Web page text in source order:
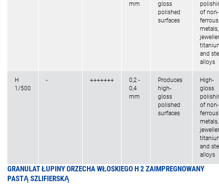
mm
gloss
polished
surfaces
of non-
ferrous
metals,
and
alloys
H
1/500
- +++++++
0,2 -
0,4
mm
Produces
high-
gloss
polished
surfaces
High-
gloss
of non-
ferrous
metals,
and
alloys
GRANULAT ŁUPINY ORZECHA WŁOSKIEGO H 2 ZAIMPREGNOWANY
PASTĄ SZLIFIERSKĄ